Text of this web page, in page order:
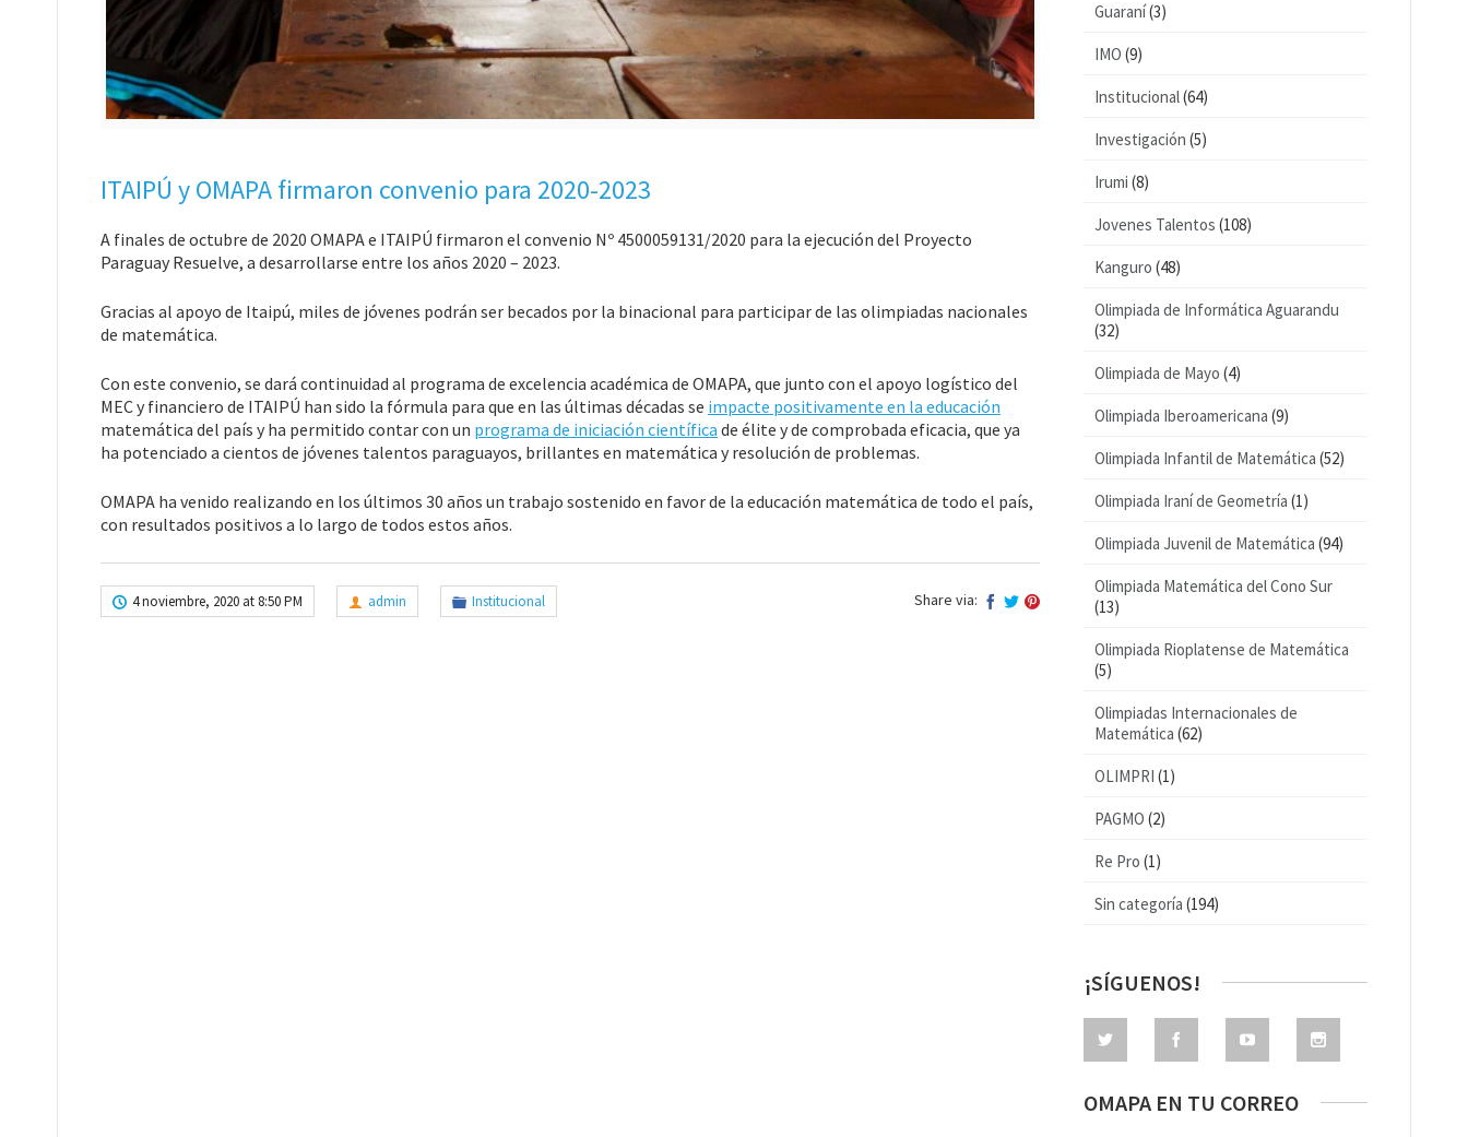
ITAIPÚ y OMAPA firmaron convenio para 2020-2023
A finales de octubre de 2020 OMAPA e ITAIPÚ firmaron el convenio Nº 4500059131/2020 para la ejecución del Proyecto
Paraguay Resuelve, a desarrollarse entre los años 2020 – 2023.
Gracias al apoyo de Itaipú, miles de jóvenes podrán ser becados por la binacional para participar de las olimpiadas nacionales
de matemática.
Con este convenio, se dará continuidad al programa de excelencia académica de OMAPA, que junto con el apoyo logístico del
MEC y financiero de ITAIPÚ han sido la fórmula para que en las últimas décadas se impacte positivamente en la educación
matemática del país y ha permitido contar con un programa de iniciación científica de élite y de comprobada eficacia, que ya
ha potenciado a cientos de jóvenes talentos paraguayos, brillantes en matemática y resolución de problemas.
OMAPA ha venido realizando en los últimos 30 años un trabajo sostenido en favor de la educación matemática de todo el país,
con resultados positivos a lo largo de todos estos años.
4 noviembre, 2020 at 8:50 PM admin Institucional Share via:
Guaraní(3)
IMO (9)
Institucional(64)
Investigación (5)
Irumi (8)
Jovenes Talentos (108)
Kanguro (48)
Olimpiada de Informática Aguarandu
(32)
Olimpiada de Mayo (4)
Olimpiada Iberoamericana (9)
Olimpiada Infantil de Matemática (52)
Olimpiada Iraní de Geometría (1)
Olimpiada Juvenil de Matemática (94)
Olimpiada Matemática del Cono Sur
(13)
Olimpiada Rioplatense de Matemática
(5)
Olimpiadas Internacionales de
Matemática (62)
OLIMPRI (1)
PAGMO (2)
Re Pro (1)
Sin categoría (194)
¡SÍGUENOS!
OMAPA EN TU CORREO